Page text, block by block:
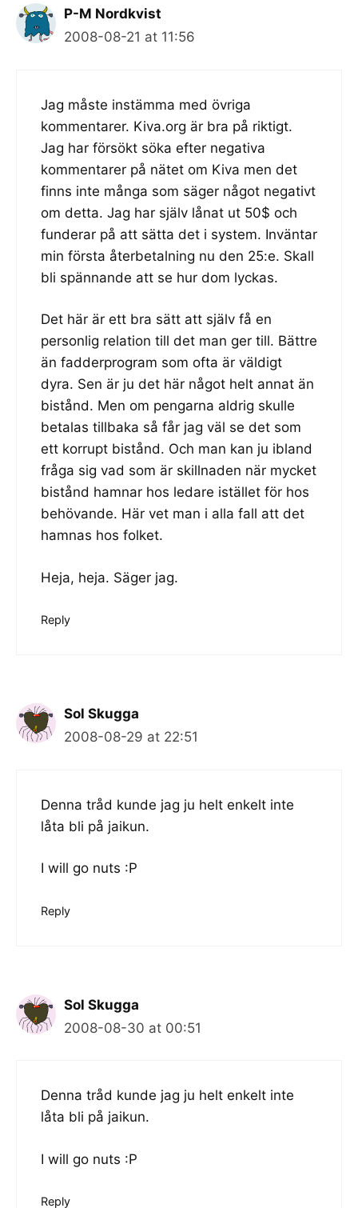
P-M Nordkvist
2008-08-21 at 11:56
Jag måste instämma med övriga
kommentarer. Kiva.org är bra på riktigt.
Jag har försökt söka efter negativa
kommentarer på nätet om Kiva men det
finns inte många som säger något negativt
om detta. Jag har själv lånat ut 50$ och
funderar på att sätta det i system. Inväntar
min första återbetalning nu den 25:e. Skall
bli spännande att se hur dom lyckas.
Det här är ett bra sätt att själv få en
personlig relation till det man ger till. Bättre
än fadderprogram som ofta är väldigt
dyra. Sen är ju det här något helt annat än
bistånd. Men om pengarna aldrig skulle
betalas tillbaka så får jag väl se det som
ett korrupt bistånd. Och man kan ju ibland
fråga sig vad som är skillnaden när mycket
bistånd hamnar hos ledare istället för hos
behövande. Här vet man i alla fall att det
hamnas hos folket.
Heja, heja. Säger jag.
Reply
Sol Skugga
2008-08-29 at 22:51
Denna tråd kunde jag ju helt enkelt inte
låta bli på jaikun.
I will go nuts :P
Reply
Sol Skugga
2008-08-30 at 00:51
Denna tråd kunde jag ju helt enkelt inte
låta bli på jaikun.
I will go nuts :P
Reply